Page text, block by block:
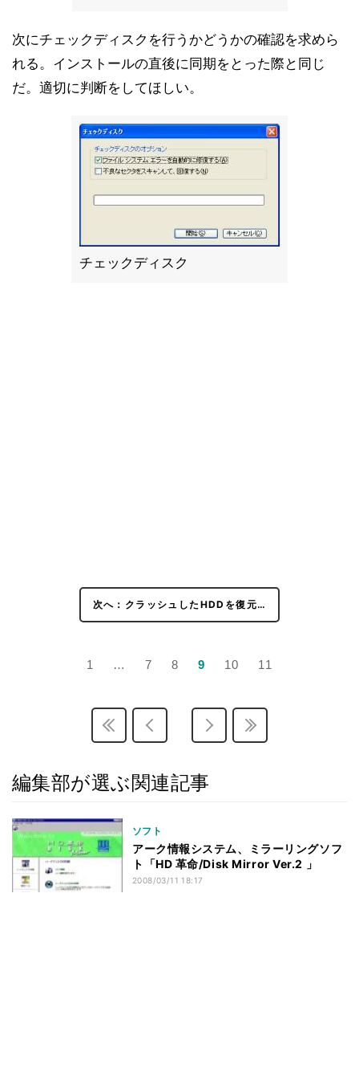
次にチェックディスクを行うかどうかの確認を求めら
れる。インストールの直後に同期をとった際と同じ
だ。適切に判断をしてほしい。
チェックディスク
次へ：クラッシュしたHDDを復元…
1 … 7 8 9 10 11
編集部が選ぶ関連記事
ソフト
アーク情報システム、ミラーリングソフ
ト「HD 革命/Disk Mirror Ver.2 」
2008/03/11 18:17